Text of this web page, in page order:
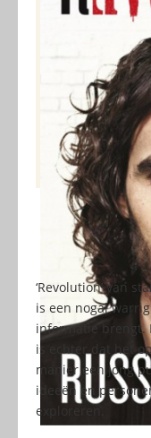
‘Revolution’ van
is een nogal
informatie brengt.
is echter dat het
manier een jong
ideeën en
exploreren.